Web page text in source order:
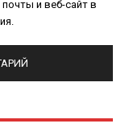
и веб-сайт в